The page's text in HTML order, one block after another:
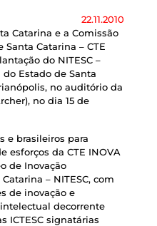
22.11.2010
Catarina e a Comissão
Catarina – CTE
do NITESC –
Estado de Santa
no auditório da
no dia 15 de
e brasileiros para
esforços da CTE INOVA
de Inovação
– NITESC, com
de inovação e
decorrente
ICTESC signatárias